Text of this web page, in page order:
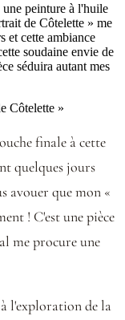
une peinture à l'huile
de Côtelette » me
et cette ambiance
soudaine envie de
séduira autant mes
finale à cette
quelques jours
avouer que mon «
! C'est une pièce
me procure une
l'exploration de la